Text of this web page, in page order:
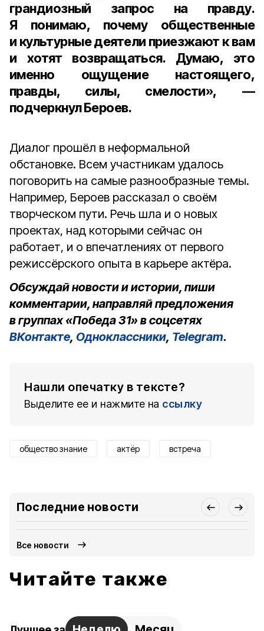
грандиозный запрос на правду.
Я понимаю, почему общественные
и культурные деятели приезжают к вам
и хотят возвращаться. Думаю, это
именно ощущение настоящего,
правды, силы, смелости», —
подчеркнул Бероев.
Диалог прошёл в неформальной
обстановке. Всем участникам удалось
поговорить на самые разнообразные темы.
Например, Бероев рассказал о своём
творческом пути. Речь шла и о новых
проектах, над которыми сейчас он
работает, и о впечатлениях от первого
режиссёрского опыта в карьере актёра.
Обсуждай новости и истории, пиши
комментарии, направляй предложения
в группах «Победа 31» в соцсетях
ВКонтакте, Одноклассники, Telegram.
Нашли опечатку в тексте?
Выделите ее и нажмите на ссылку
общество знание актёр встреча
Последние новости
Все новости
Читайте также